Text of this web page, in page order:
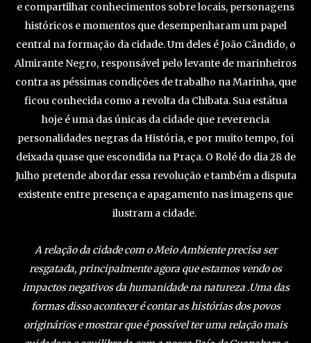
e compartilhar conhecimentos sobre locais, personagens
históricos e momentos que desempenharam um papel
central na formação da cidade. Um deles é João Cândido, o
Almirante Negro, responsável pelo levante de marinheiros
contra as péssimas condições de trabalho na Marinha, que
ficou conhecida como a revolta da Chibata. Sua estátua
hoje é uma das únicas da cidade que reverencia
personalidades negras da História, e por muito tempo, foi
deixada quase que escondida na Praça. O Rolé do dia 28 de
Julho pretende abordar essa revolução e também a disputa
existente entre presença e apagamento nas imagens que
ilustram a cidade.
A relação da cidade com o Meio Ambiente precisa ser
resgatada, principalmente agora que estamos vendo os
impactos negativos da humanidade na natureza .Uma das
formas disso acontecer é contar as histórias dos povos
originários e mostrar que é possível ter uma relação mais